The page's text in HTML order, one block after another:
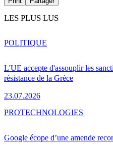
LES PLUS LUS
L'UE accepte d'assouplir les
résistance de la Grèce
23.07.2026
POLITIQUE
Google écope d’une amende
PROTECHNOLOGIES